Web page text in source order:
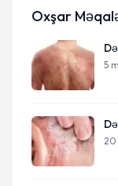
Oxşar
5
20